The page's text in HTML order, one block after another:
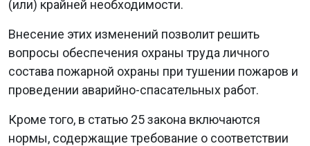
(или) крайней необходимости.
Внесение этих изменений позволит решить
вопросы обеспечения охраны труда личного
состава пожарной охраны при тушении пожаров и
проведении аварийно-спасательных работ.
Кроме того, в статью 25 закона включаются
нормы, содержащие требование о соответствии